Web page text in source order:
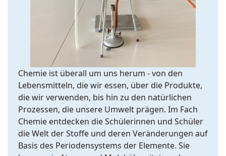
Chemie ist überall um uns herum - von den
Lebensmitteln, die wir essen, über die Produkte,
die wir verwenden, bis hin zu den natürlichen
Prozessen, die unsere Umwelt prägen. Im Fach
Chemie entdecken die Schülerinnen und Schüler
die Welt der Stoffe und deren Veränderungen auf
Basis des Periodensystems der Elemente. Sie